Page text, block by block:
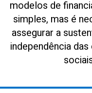
modelos de
simples, mas é
assegurar a
independência